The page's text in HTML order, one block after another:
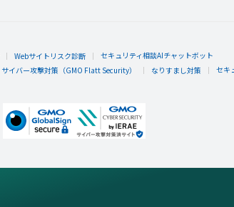
Webサイトリスク診断
セキュリティ相談AIチャットボット
サイバー攻撃対策（GMO Flatt Security） なりすまし対策 セキ